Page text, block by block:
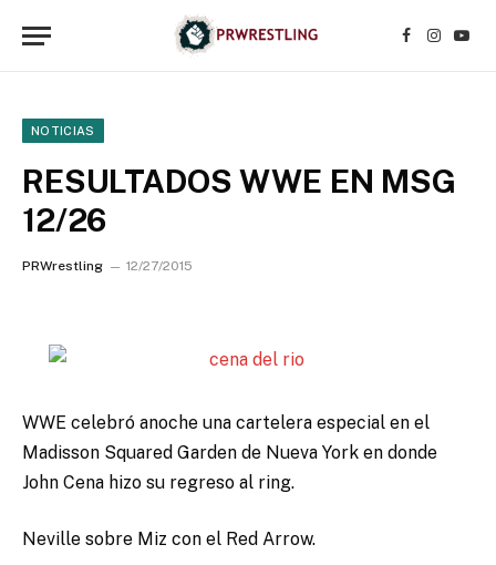
Facebook
NOTICIAS
RESULTADOS WWE EN MSG
12/26
PRWrestling 12/27/2015
WWE celebró anoche una cartelera especial en el
Madisson Squared Garden de Nueva York en donde
John Cena hizo su regreso al ring.
Neville sobre Miz con el Red Arrow.